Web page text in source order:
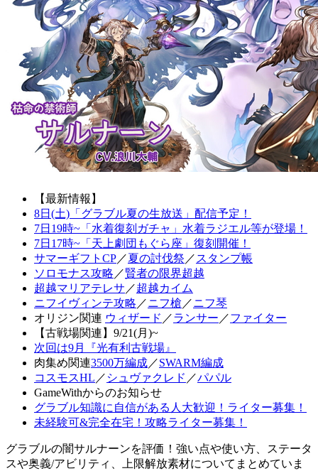
【最新情報】
8日(土)「グラブル夏の生放送」配信予定！
7日19時~「水着復刻ガチャ」水着ラジエル等が登場！
7日17時~「天上劇団もぐら座」復刻開催！
サマーギフトCP／夏の討伐祭 ／ スタンプ帳
ソロモナス攻略 ／賢者の限界超越
超越マリアテレサ ／超越カイム
ニフイヴィンテ攻略 ／ニフ槍 ／ニフ琴
オリジン関連 ウィザード ／ランサー ／ファイター
【古戦場関連】9/21(月)~
次回は9月『光有利古戦場』
肉集め関連3500万編成／SWARM編成
コスモスHL ／ シュヴァクレド ／パパル
GameWithからのお知らせ
グラブル知識に自信がある人大歓迎！ライター募集！
未経験可&完全在宅！攻略ライター募集！
グラブルの闇サルナーンを評価！強い点や使い方、ステータ
スや奥義/アビリティ、上限解放素材についてまとめていま